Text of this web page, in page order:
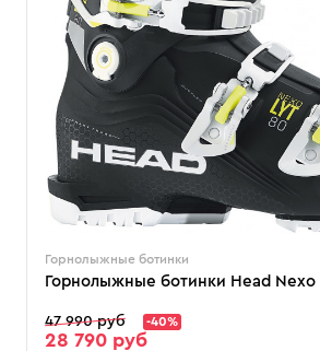
Горнолыжные ботинки
Горнолыжные ботинки Head Nexo
47 990 руб -40%
28 790 руб